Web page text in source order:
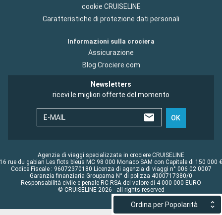
Ordina per Popolarità
cookie CRUISELINE
Caratteristiche di protezione dati personali
Informazioni sulla crociera
Assicurazione
Blog Crociere.com
Newsletters
ricevi le migliori offerte del momento
E-MAIL OK
Agenzia di viaggi specializzata in crociere CRUISELINE
16 rue du gabian Les flots bleus MC 98 000 Monaco SAM con Capitale di 150 000 €
Codice Fiscale : 96072370180 Licenza di agenzia di viaggi n° 006 02 0007
Garanzia finanziaria Groupama N° di polizza 4000717380/0
Responsabilità civile e penale RC RSA del valore di 4 000 000 EURO
© CRUISELINE 2026 - all rights reserved